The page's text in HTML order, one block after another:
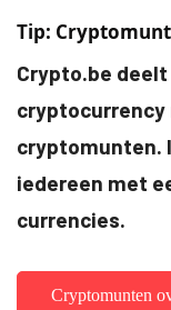
Tip:
Crypto.be
cryptocurrency
cryptomunten.
iedereen met
currencies.
Cryptomunten